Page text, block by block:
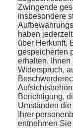
Zwingende
insbesondere
haben
über Herkunft,
gespeicherten
erhalten.
Widerspruch,
Berichtigung,
Umständen
Ihrer
entnehmen